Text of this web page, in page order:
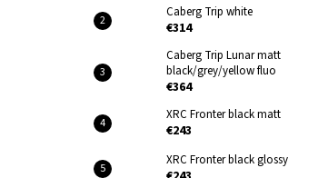
Caberg Trip white
€314
Caberg Trip Lunar matt
black/grey/yellow fluo
€364
XRC Fronter black matt
€243
XRC Fronter black glossy